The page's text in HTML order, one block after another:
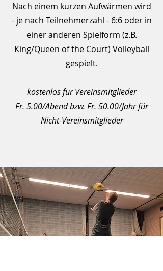
Nach einem kurzen Aufwärmen wird
- je nach Teilnehmerzahl - 6:6 oder in
einer anderen Spielform (z.B.
King/Queen of the Court) Volleyball
gespielt.
kostenlos für Vereinsmitglieder
Fr. 5.00/Abend bzw. Fr. 50.00/Jahr für
Nicht-Vereinsmitglieder